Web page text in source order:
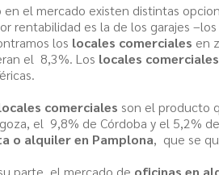
en el mercado existen distintas
rentabilidad es la de los garajes
los locales comerciales en
el 8,3%. Los locales
comerciales son el producto
el 9,8% de Córdoba y el 5,2%
o alquiler en Pamplona, que se
parte, el mercado de oficinas en